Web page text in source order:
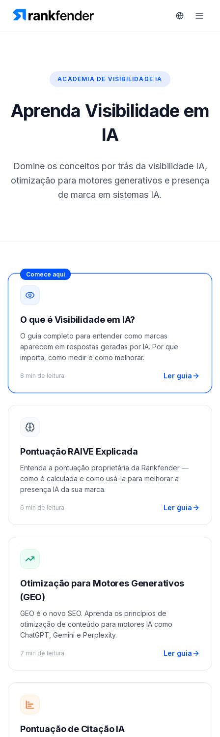
Plataforma
Engine
Rastreamento
AGIR
Content
Engine
RAISA
Assistant
Integrações
ANALISAR
Relatórios
Soluções
gratuitas
ACADEMIA DE VISIBILIDADE IA
Aprenda Visibilidade em
IA
Domine os conceitos por trás da visibilidade IA,
otimização para motores generativos e presença
de marca em sistemas IA.
Comece aqui
O que é Visibilidade em IA?
O guia completo para entender como marcas
aparecem em respostas geradas por IA. Por que
importa, como medir e como melhorar.
8 min de leitura Ler guia
Pontuação RAIVE Explicada
Entenda a pontuação proprietária da Rankfender —
como é calculada e como usá-la para melhorar a
presença IA da sua marca.
6 min de leitura Ler guia
Otimização para Motores Generativos
(GEO)
GEO é o novo SEO. Aprenda os princípios de
otimização de conteúdo para motores IA como
ChatGPT, Gemini e Perplexity.
7 min de leitura Ler guia
Pontuação de Citação IA